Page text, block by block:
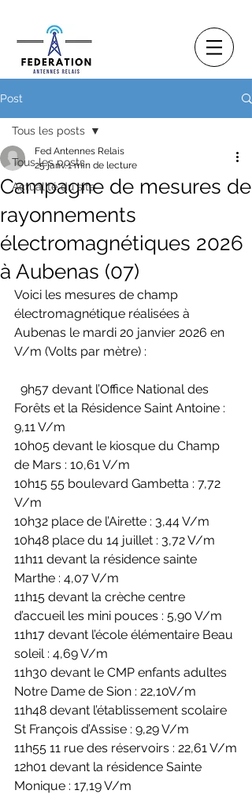
Post
Tous les posts
Actualité du site
Tous les posts
Campagne de mesures de
rayonnements
électromagnétiques 2026
à Aubenas (07)
Fed Antennes Relais
25 janv.1 min de lecture
Voici les mesures de champ
électromagnétique réalisées à
Aubenas le mardi 20 janvier 2026 en
V/m (Volts par mètre) :
9h57 devant l’Office National des
Forêts et la Résidence Saint Antoine :
9,11 V/m
10h05 devant le kiosque du Champ
de Mars : 10,61 V/m
10h15 55 boulevard Gambetta : 7,72
V/m
10h32 place de l’Airette : 3,44 V/m
10h48 place du 14 juillet : 3,72 V/m
11h11 devant la résidence sainte
Marthe : 4,07 V/m
11h15 devant la crèche centre
d’accueil les mini pouces : 5,90 V/m
11h17 devant l’école élémentaire Beau
soleil : 4,69 V/m
11h30 devant le CMP enfants adultes
Notre Dame de Sion : 22,10V/m
11h48 devant l’établissement scolaire
St François d’Assise : 9,29 V/m
11h55 11 rue des réservoirs : 22,61 V/m
12h01 devant la résidence Sainte
Monique : 17,19 V/m